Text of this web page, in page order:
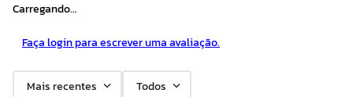
Carregando…
Faça login para escrever uma avaliação.
Mais recentes Todos